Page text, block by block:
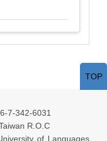
7-342-6031
R.O.C
of Languages
TOP